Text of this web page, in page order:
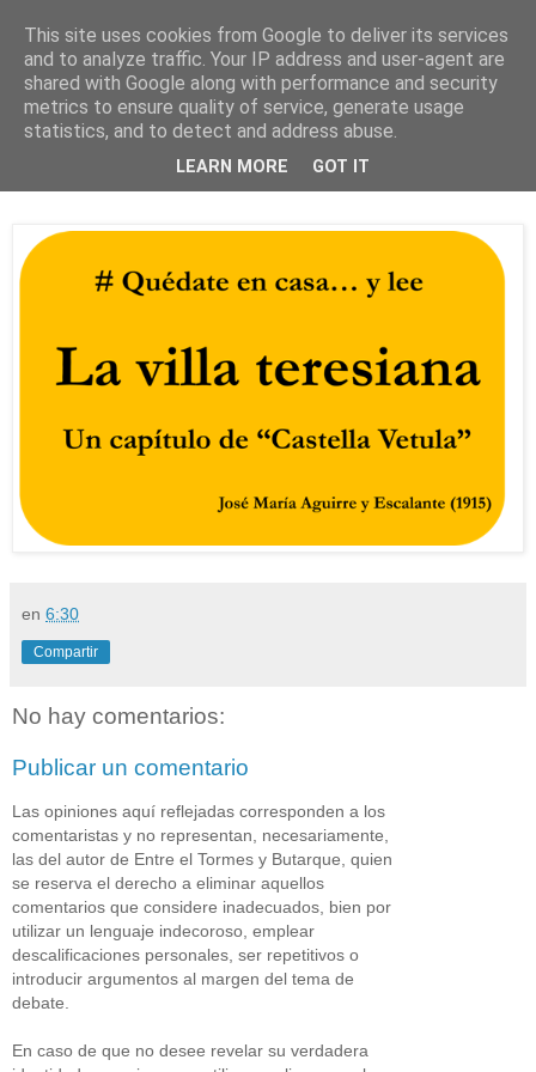
La villa teresiana
en 6:30
Compartir
No hay comentarios:
Publicar un comentario
Las opiniones aquí reflejadas corresponden a los
comentaristas y no representan, necesariamente,
las del autor de Entre el Tormes y Butarque, quien
se reserva el derecho a eliminar aquellos
comentarios que considere inadecuados, bien por
utilizar un lenguaje indecoroso, emplear
descalificaciones personales, ser repetitivos o
introducir argumentos al margen del tema de
debate.
En caso de que no desee revelar su verdadera
This site uses cookies from Google to deliver its services
and to analyze traffic. Your IP address and user-agent are
shared with Google along with performance and security
metrics to ensure quality of service, generate usage
statistics, and to detect and address abuse.
LEARN MORE GOT IT